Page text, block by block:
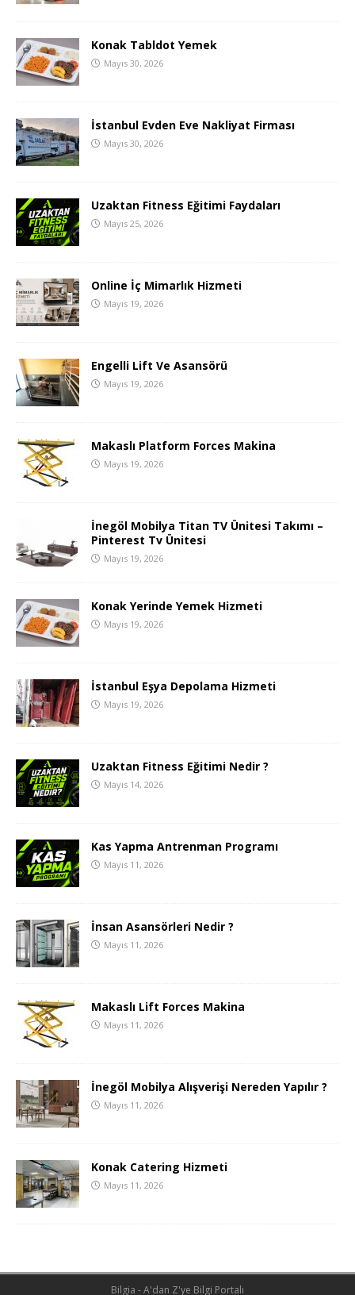
Konak Tabldot Yemek
Mayıs 30, 2026
İstanbul Evden Eve Nakliyat Firması
Mayıs 30, 2026
Uzaktan Fitness Eğitimi Faydaları
Mayıs 25, 2026
Online İç Mimarlık Hizmeti
Mayıs 19, 2026
Engelli Lift Ve Asansörü
Mayıs 19, 2026
Makaslı Platform Forces Makina
Mayıs 19, 2026
İnegöl Mobilya Titan TV Ünitesi Takımı –
Pinterest Tv Ünitesi
Mayıs 19, 2026
Konak Yerinde Yemek Hizmeti
Mayıs 19, 2026
İstanbul Eşya Depolama Hizmeti
Mayıs 19, 2026
Uzaktan Fitness Eğitimi Nedir ?
Mayıs 14, 2026
Kas Yapma Antrenman Programı
Mayıs 11, 2026
İnsan Asansörleri Nedir ?
Mayıs 11, 2026
Makaslı Lift Forces Makina
Mayıs 11, 2026
İnegöl Mobilya Alışverişi Nereden Yapılır ?
Mayıs 11, 2026
Konak Catering Hizmeti
Mayıs 11, 2026
Bilgia - A'dan Z'ye Bilgi Portalı